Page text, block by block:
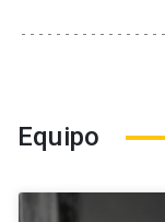
Equipo